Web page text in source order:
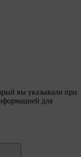
вы указывали при
для